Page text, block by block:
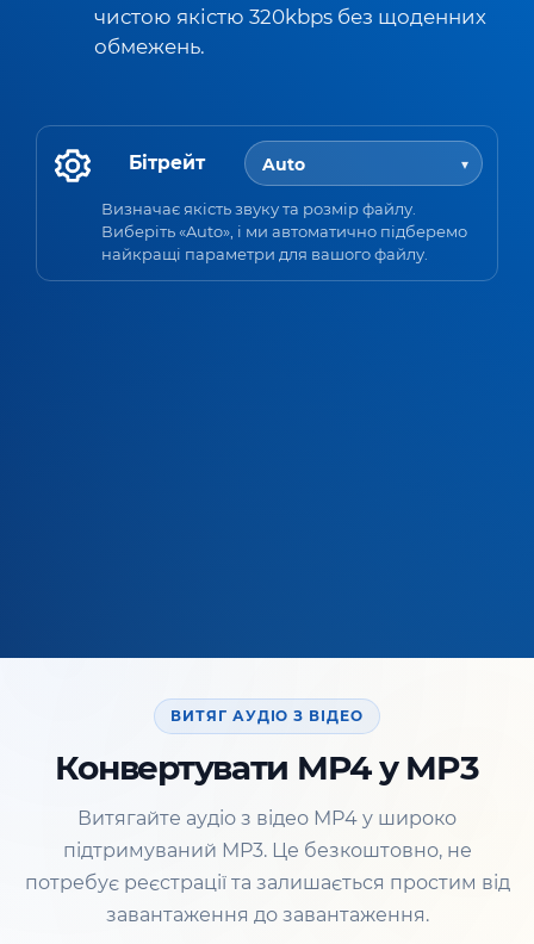
чистою якістю 320kbps без щоденних
обмежень.
Бітрейт
Визначає якість звуку та розмір файлу.
Виберіть «Auto», і ми автоматично підберемо
найкращі параметри для вашого файлу.
ВИТЯГ АУДІО З ВІДЕО
Конвертувати MP4 у MP3
Витягайте аудіо з відео MP4 у широко
підтримуваний MP3. Це безкоштовно, не
потребує реєстрації та залишається простим від
завантаження до завантаження.